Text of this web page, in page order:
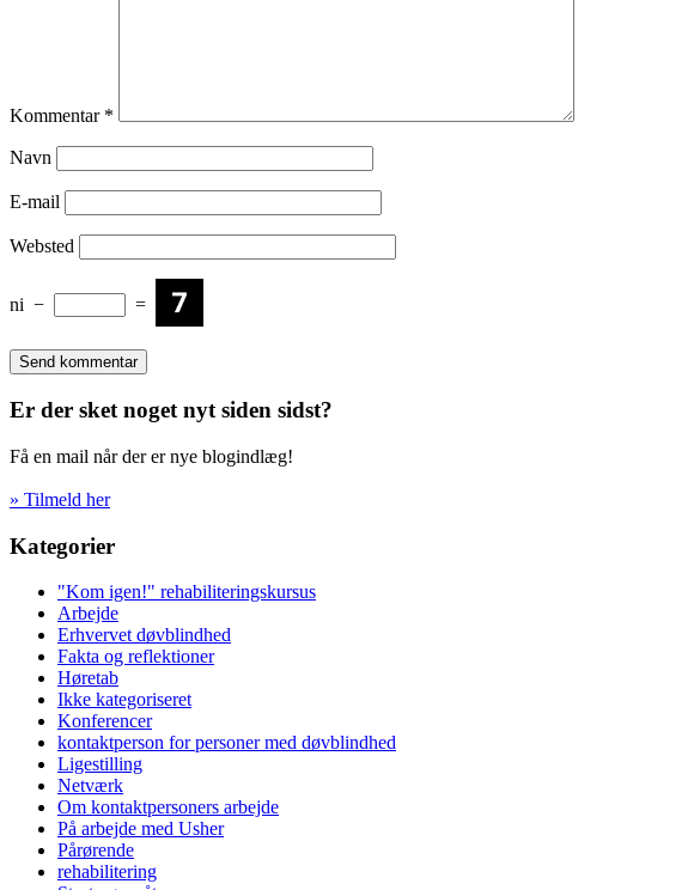
Kommentar *
Navn
E-mail
Websted
ni − =
Er der sket noget nyt siden sidst?
Få en mail når der er nye blogindlæg!
» Tilmeld her
Kategorier
"Kom igen!" rehabiliteringskursus
Arbejde
Erhvervet døvblindhed
Fakta og reflektioner
Høretab
Ikke kategoriseret
Konferencer
kontaktperson for personer med døvblindhed
Ligestilling
Netværk
Om kontaktpersoners arbejde
På arbejde med Usher
Pårørende
rehabilitering